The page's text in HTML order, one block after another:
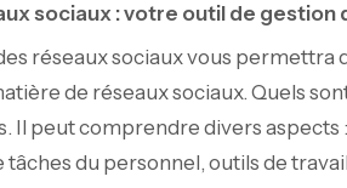
sociaux : votre outil de gestion
réseaux sociaux vous
de réseaux sociaux. Quels
Il peut comprendre divers
du personnel, outils de